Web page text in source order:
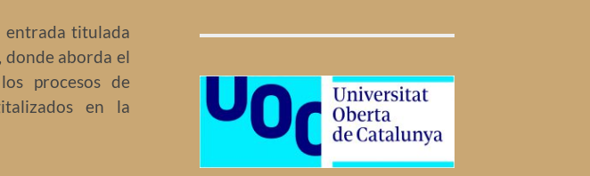
entrada titulada
, donde aborda el
procesos de
en la